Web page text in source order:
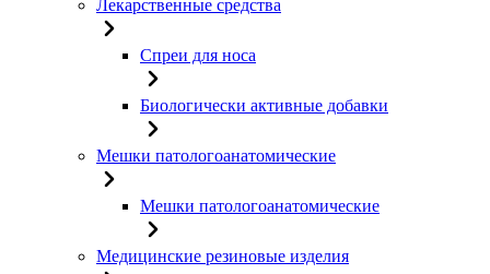
Лекарственные средства
Спреи для носа
Биологически активные добавки
Мешки патологоанатомические
Мешки патологоанатомические
Медицинские резиновые изделия